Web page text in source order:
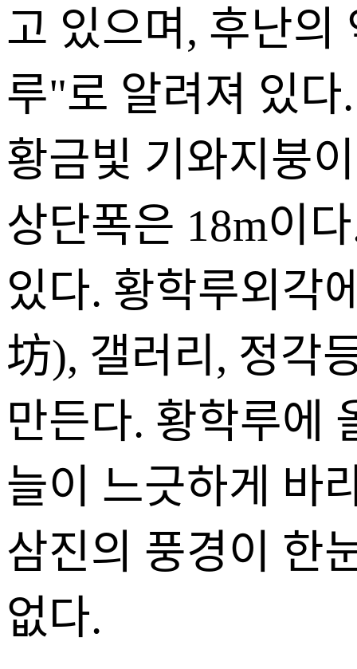
고 있으며, 후난의
루"로 알려져 있
황금빛 기와지붕
상단폭은 18m이
있다. 황학루외각
坊), 갤러리, 정각
만든다. 황학루에
늘이 느긋하게 바
삼진의 풍경이 한
없다.